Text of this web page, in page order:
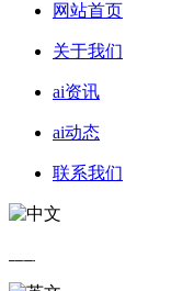
网站首页
关于我们
ai资讯
ai动态
联系我们